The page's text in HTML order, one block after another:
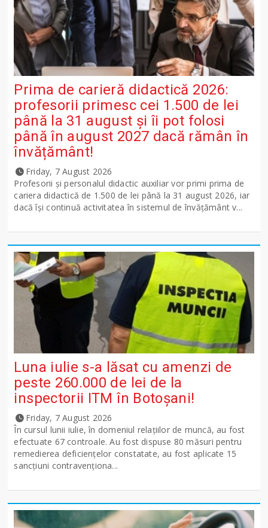
Prima de carieră didactică 2026:
profesorii primesc cei 1.500 de lei
până la 31 august și îi pot folosi
până în august 2027 dacă rămân în
învățământ!
Friday, 7 August 2026
Profesorii și personalul didactic auxiliar vor primi prima de
cariera didactică de 1.500 de lei până la 31 august 2026, iar
dacă își continuă activitatea în sistemul de învățământ v...
Luna iulie s-a lăsat cu amenzi de
peste 260.000 de lei de la
inspectorii ITM în Botoșani!
Friday, 7 August 2026
În cursul lunii iulie, în domeniul relațiilor de muncă, au fost
efectuate 67 controale. Au fost dispuse 80 măsuri pentru
remedierea deficiențelor constatate, au fost aplicate 15
sancţiuni contravenționa...